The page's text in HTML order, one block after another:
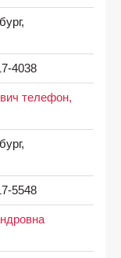
4038
телефон,
5548